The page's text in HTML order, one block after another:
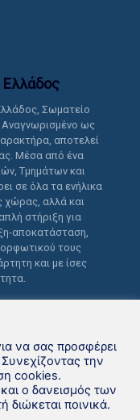
Σωματείο
Αναγνωρισμένο ως
αποτελεί
Μέσα από ένα
Τμημάτων και
σε όλα τα ενήλικα
χώρας, αλλά και
στήριξη για
αποκατάσταση,
τους
και με ίσες
Φάρου
© 2021
να σας προσφέρει
την
cookies.
ο δανεισμός των
διώκεται ποινικά.